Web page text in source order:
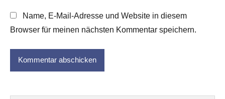
Name, E-Mail-Adresse und Website in diesem
Browser für meinen nächsten Kommentar speichern.